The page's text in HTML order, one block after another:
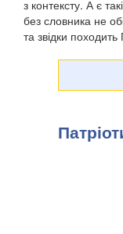
з контексту. А є
без словника не
та звідки походить